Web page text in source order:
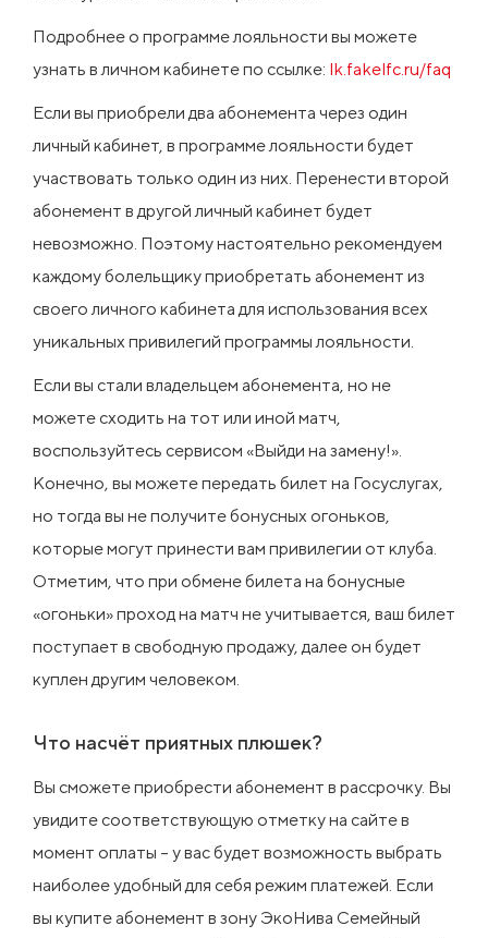
Подробнее о программе лояльности вы можете
узнать в личном кабинете по ссылке: lk.fakelfc.ru/faq
Если вы приобрели два абонемента через один
личный кабинет, в программе лояльности будет
участвовать только один из них. Перенести второй
абонемент в другой личный кабинет будет
невозможно. Поэтому настоятельно рекомендуем
каждому болельщику приобретать абонемент из
своего личного кабинета для использования всех
уникальных привилегий программы лояльности.
Если вы стали владельцем абонемента, но не
можете сходить на тот или иной матч,
воспользуйтесь сервисом «Выйди на замену!».
Конечно, вы можете передать билет на Госуслугах,
но тогда вы не получите бонусных огоньков,
которые могут принести вам привилегии от клуба.
Отметим, что при обмене билета на бонусные
«огоньки» проход на матч не учитывается, ваш билет
поступает в свободную продажу, далее он будет
куплен другим человеком.
Что насчёт приятных плюшек?
Вы сможете приобрести абонемент в рассрочку. Вы
увидите соответствующую отметку на сайте в
момент оплаты – у вас будет возможность выбрать
наиболее удобный для себя режим платежей. Если
вы купите абонемент в зону ЭкоНива Семейный